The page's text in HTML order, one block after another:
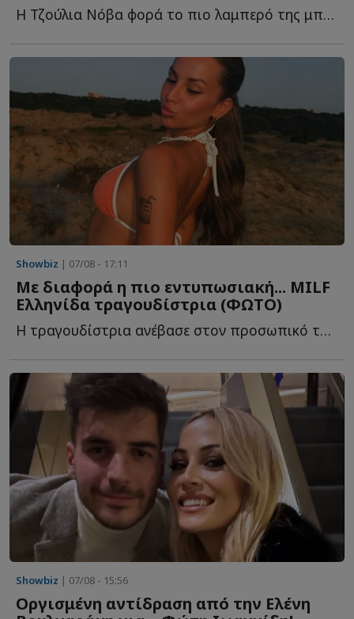
Η Τζούλια Νόβα φορά το πιο λαμπερό της μπικίνι και μαγνητίζει τ...
Showbiz | 07/08 - 17:11
Με διαφορά η πιο εντυπωσιακή... MILF
Ελληνίδα τραγουδίστρια (ΦΩΤΟ)
Η τραγουδίστρια ανέβασε στον προσωπικό της λογαριασμό σ...
Showbiz | 07/08 - 15:56
Οργισμένη αντίδραση από την Ελένη